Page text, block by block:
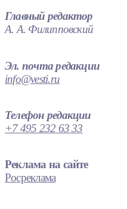
Главный редактор
А. А. Филипповский
Эл. почта редакции
info@vesti.ru
Телефон редакции
+7 495 232 63 33
Реклама на сайте
Росреклама